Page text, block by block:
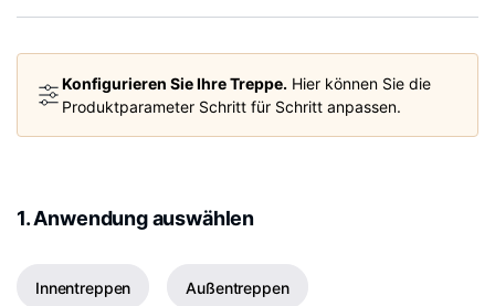
Konfigurieren Sie Ihre Treppe. Hier können Sie die
Produktparameter Schritt für Schritt anpassen.
1. Anwendung auswählen
Innentreppen Außentreppen